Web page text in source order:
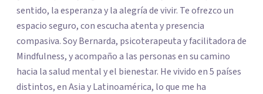
sentido, la esperanza y la alegría de vivir. Te ofrezco un
espacio seguro, con escucha atenta y presencia
compasiva. Soy Bernarda, psicoterapeuta y facilitadora de
Mindfulness, y acompaño a las personas en su camino
hacia la salud mental y el bienestar. He vivido en 5 países
distintos, en Asia y Latinoamérica, lo que me ha